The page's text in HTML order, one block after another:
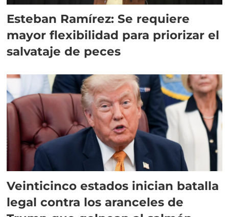
Esteban Ramírez: Se requiere
mayor flexibilidad para priorizar el
salvataje de peces
Veinticinco estados inician batalla
legal contra los aranceles de